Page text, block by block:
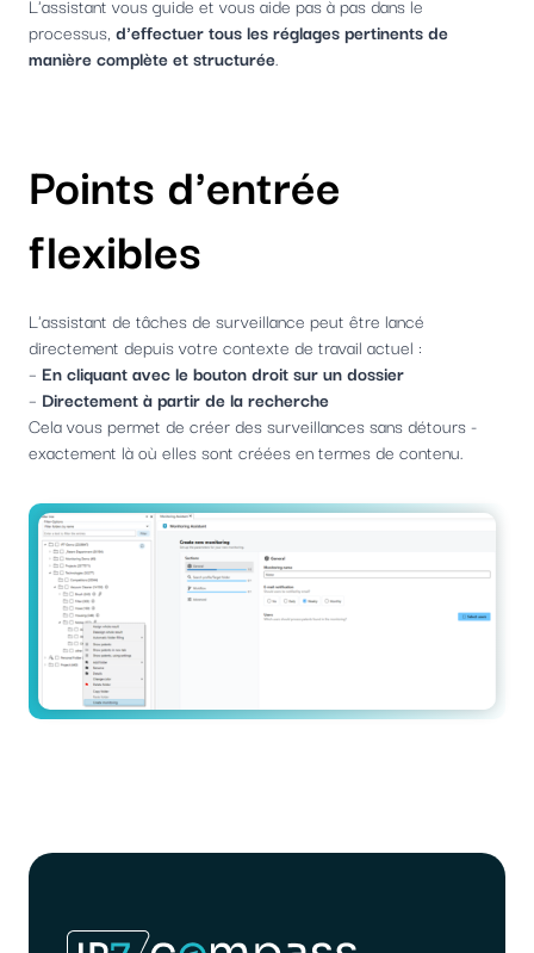
processus, d'effectuer tous les réglages pertinents de
manière complète et structurée.
Points d'entrée
flexibles
L'assistant de tâches de surveillance peut être lancé
directement depuis votre contexte de travail actuel :
– En cliquant avec le bouton droit sur un dossier
– Directement à partir de la recherche
Cela vous permet de créer des surveillances sans détours -
exactement là où elles sont créées en termes de contenu.